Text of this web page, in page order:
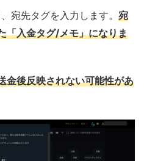
宛先タグを入力します。 宛
「入金タグ/メモ」になりま
金後反映されない可能性があ